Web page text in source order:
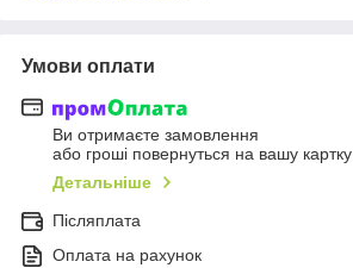
Умови оплати
Ви отримаєте замовлення
або гроші повернуться на вашу картку
Детальніше
Післяплата
Оплата на рахунок